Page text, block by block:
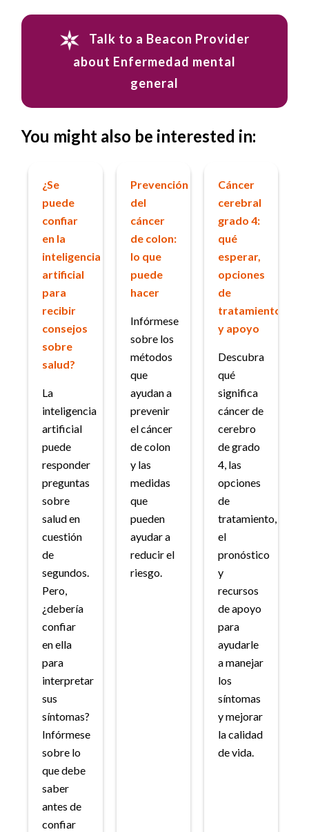
Talk to a Beacon Provider
about Enfermedad mental
general
You might also be interested in:
¿Se
puede
confiar
en la
inteligencia
artificial
para
recibir
consejos
sobre
salud?
La
inteligencia
artificial
puede
responder
preguntas
sobre
salud en
cuestión
de
segundos.
Pero,
¿debería
confiar
en ella
para
interpretar
sus
síntomas?
Infórmese
sobre lo
que debe
saber
antes de
confiar
Prevención
del
cáncer
de colon:
lo que
puede
hacer
Infórmese
sobre los
métodos
que
ayudan a
prevenir
el cáncer
de colon
y las
medidas
que
pueden
ayudar a
reducir el
riesgo.
Cáncer
cerebral
grado 4:
qué
esperar,
opciones
de
tratamiento
y apoyo
Descubra
qué
significa
cáncer de
cerebro
de grado
4, las
opciones
de
tratamiento,
el
pronóstico
y
recursos
de apoyo
para
ayudarle
a manejar
los
síntomas
y mejorar
la calidad
de vida.